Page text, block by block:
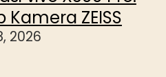
Kamera ZEISS
2026